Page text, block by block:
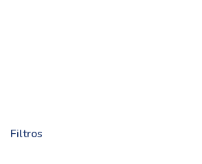
Filtros